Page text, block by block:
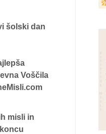
šolski dan
Voščila
misli in